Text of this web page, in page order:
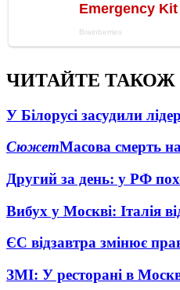
ЧИТАЙТЕ ТАКОЖ
У Білорусі засудили
СюжетМасова смерть
Другий за день: у РФ
Вибух у Москві: Італія
ЄС відзавтра змінює
ЗМІ: У ресторані в